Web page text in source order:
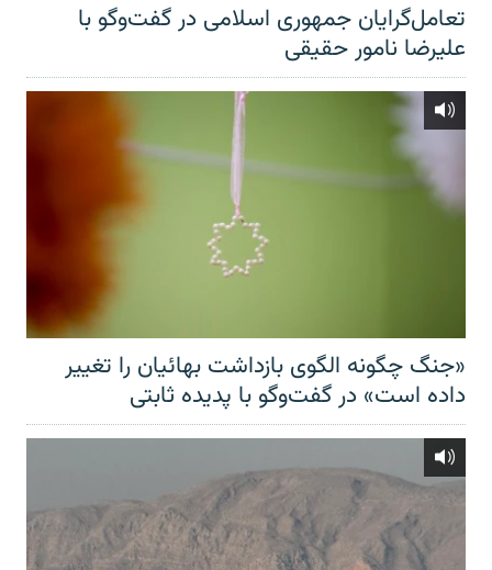
تعامل‌گرایان جمهوری اسلامی در گفت‌وگو با
علیرضا نامور حقیقی
«جنگ چگونه الگوی بازداشت بهائیان را تغییر
داده است» در گفت‌وگو با پدیده ثابتی